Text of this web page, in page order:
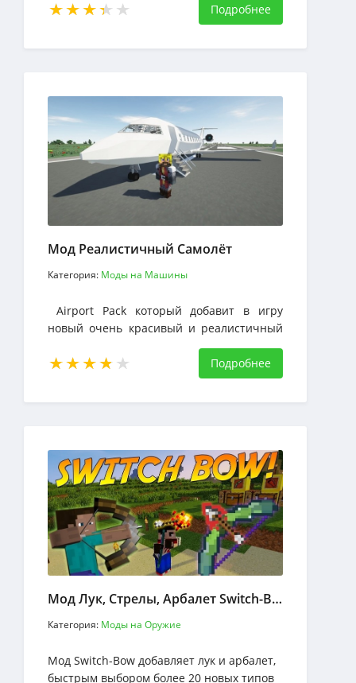
транспортные средства должны быть
добавлены через другие моды
Подробнее
Мод Реалистичный Самолёт
Категория: Моды на Машины
Airport Pack который добавит в игру
новый очень красивый и реалистичный
Подробнее
Мод Лук, Стрелы, Арбалет Switch-Bow
Категория: Моды на Оружие
Мод Switch-Bow добавляет лук и арбалет,
быстрым выбором более 20 новых типов